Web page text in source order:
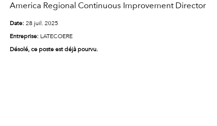
America Regional Continuous Improvement Director
Date: 28 juil. 2025
Entreprise: LATECOERE
Désolé, ce poste est déjà pourvu.